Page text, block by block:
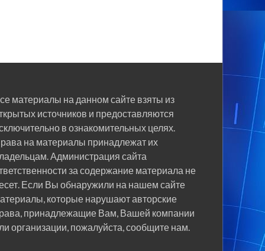
материалы на данном сайте взяты из
источников и предоставляются
в ознакомительных целях.
на материалы принадлежат их
Администрация сайта
за содержание материала не
Если Вы обнаружили на нашем сайте
которые нарушают авторские
принадлежащие Вам, Вашей компании
организации, пожалуйста, сообщите нам.